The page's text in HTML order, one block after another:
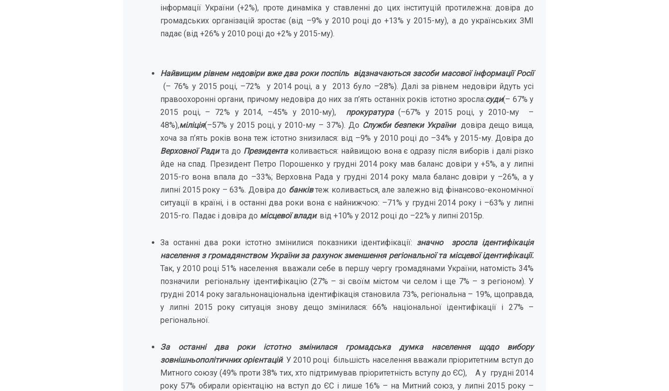
інформації України (+2%), проте динаміка у ставленні до цих інституцій протилежна: довіра до
громадських організацій зростає (від –9% у 2010 році до +13% у 2015-му), а до українських ЗМІ
падає (від +26% у 2010 році до +2% у 2015-му).
Найвищим рівнем недовіри вже два роки поспіль відзначаються засоби масової інформації Росії
(– 76% у 2015 році, –72% у 2014 році, а у 2013 було –28%). Далі за рівнем недовіри йдуть усі
правоохоронні органи, причому недовіра до них за п’ять останніх років істотно зросла:суди(– 67% у
2015 році, – 72% у 2014, –45% у 2010-му), прокуратура(–67% у 2015 році, у 2010-му –
48%),міліція(–57% у 2015 році, у 2010-му – 37%). До Служби безпеки Українидовіра дещо вища,
хоча за п’ять років вона теж істотно знизилася: від –9% у 2010 році до –34% у 2015-му. Довіра до
Верховної Радита до Президента коливається: найвищою вона є одразу після виборів і далі різко
йде на спад. Президент Петро Порошенко у грудні 2014 року мав баланс довіри у +5%, а у липні
2015-го вона впала до –33%; Верховна Рада у грудні 2014 року мала баланс довіри у –26%, а у
липні 2015 року – 63%. Довіра до банківтеж коливається, але залежно від фінансово-економічної
ситуації в країні, і в останні два роки вона є найнижчою: –71% у грудні 2014 року і –63% у липні
2015-го. Падає і довіра до місцевої влади: від +10% у 2012 році до –22% у липні 2015р.
За останні два роки істотно змінилися показники ідентифікації: значно зросла ідентифікація
населення з громадянством України за рахунок зменшення регіональної та місцевої ідентифікації.
Так, у 2010 році 51% населення вважали себе в першу чергу громадянами України, натомість 34%
позначили регіональну ідентифікацію (27% – зі своїм містом чи селом і ще 7% – з регіоном). У
грудні 2014 року загальнонаціональна ідентифікація становила 73%, регіональна – 19%, щоправда,
у липні 2015 року ситуація знову дещо змінилася: 66% національної ідентифікації і 27% –
регіональної.
За останні два роки істотно змінилася громадська думка населення щодо вибору
зовнішньополітичних орієнтацій. У 2010 році більшість населення вважали пріоритетним вступ до
Митного союзу (49% проти 38% тих, хто підтримував пріоритетність вступу до ЄС), А у грудні 2014
року 57% обирали орієнтацію на вступ до ЄС і лише 16% – на Митний союз, у липні 2015 року –